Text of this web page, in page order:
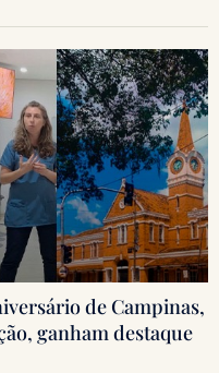
de Campinas,
ganham destaque